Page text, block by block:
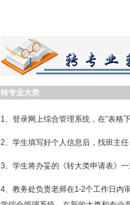
转专业大类
1、登录网上综合管理系统，在“表格
2、学生填写好个人信息后，找班主
3、学生将办妥的《转大类申请表》
4、教务处负责老师在1-2个工作日内